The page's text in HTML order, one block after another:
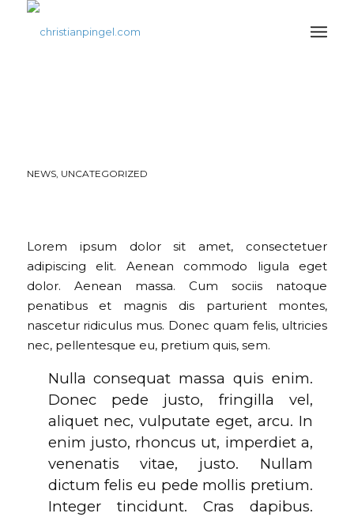
NEWS, UNCATEGORIZED
Lorem ipsum dolor sit amet, consectetuer
adipiscing elit. Aenean commodo ligula eget
dolor. Aenean massa. Cum sociis natoque
penatibus et magnis dis parturient montes,
nascetur ridiculus mus. Donec quam felis, ultricies
nec, pellentesque eu, pretium quis, sem.
Nulla consequat massa quis enim.
Donec pede justo, fringilla vel,
aliquet nec, vulputate eget, arcu. In
enim justo, rhoncus ut, imperdiet a,
venenatis vitae, justo. Nullam
dictum felis eu pede mollis pretium.
Integer tincidunt. Cras dapibus.